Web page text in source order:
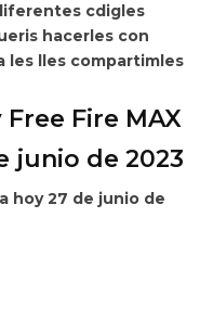
cdigles
hacerles con
les lles compartimles
Fire MAX
junio de 2023
hoy 27 de junio de